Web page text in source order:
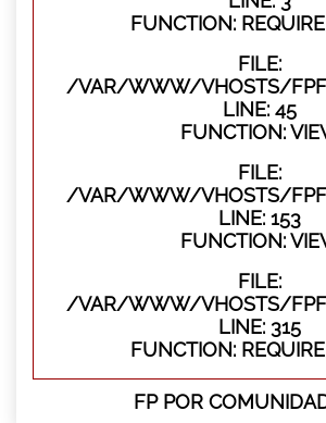
FUNCTION:
FILE:
/VAR/WWW/VHOSTS/
LINE: 45
FUNCTION:
FILE:
/VAR/WWW/VHOSTS/
LINE: 153
FUNCTION:
FILE:
/VAR/WWW/VHOSTS/
LINE: 315
FUNCTION:
FP POR